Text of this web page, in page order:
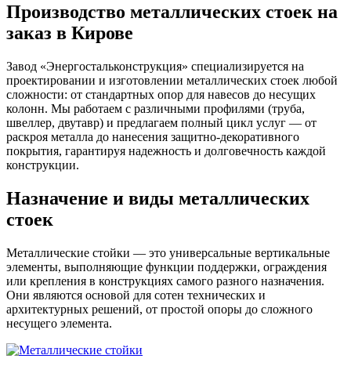
Производство металлических стоек на
заказ в Кирове
Завод «Энергостальконструкция» специализируется на
проектировании и изготовлении металлических стоек любой
сложности: от стандартных опор для навесов до несущих
колонн. Мы работаем с различными профилями (труба,
швеллер, двутавр) и предлагаем полный цикл услуг — от
раскроя металла до нанесения защитно-декоративного
покрытия, гарантируя надежность и долговечность каждой
конструкции.
Назначение и виды металлических
стоек
Металлические стойки — это универсальные вертикальные
элементы, выполняющие функции поддержки, ограждения
или крепления в конструкциях самого разного назначения.
Они являются основой для сотен технических и
архитектурных решений, от простой опоры до сложного
несущего элемента.